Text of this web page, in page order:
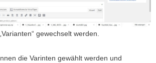
gewechselt werden.
die Varinten gewählt werden und